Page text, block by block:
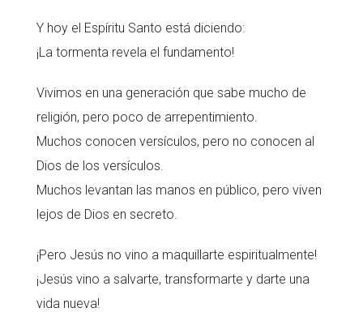
Y hoy el Espíritu Santo está diciendo:
¡La tormenta revela el fundamento!
Vivimos en una generación que sabe mucho de
religión, pero poco de arrepentimiento.
Muchos conocen versículos, pero no conocen al
Dios de los versículos.
Muchos levantan las manos en público, pero viven
lejos de Dios en secreto.
¡Pero Jesús no vino a maquillarte espiritualmente!
¡Jesús vino a salvarte, transformarte y darte una
vida nueva!